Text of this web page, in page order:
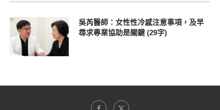
吳芮醫師：女性性冷感注意事項，及早
尋求專業協助是關鍵 (29字)